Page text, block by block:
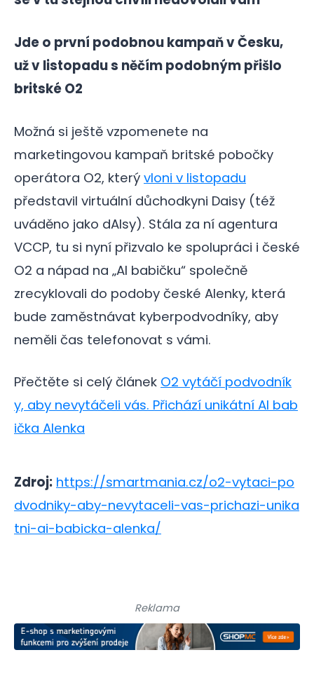
Jde o první podobnou kampaň v Česku,
už v listopadu s něčím podobným přišlo
britské O2
Možná si ještě vzpomenete na
marketingovou kampaň britské pobočky
operátora O2, který vloni v listopadu
představil virtuální důchodkyni Daisy (též
uváděno jako dAIsy). Stála za ní agentura
VCCP, tu si nyní přizvalo ke spolupráci i české
O2 a nápad na „AI babičku“ společně
zrecyklovali do podoby české Alenky, která
bude zaměstnávat kyberpodvodníky, aby
neměli čas telefonovat s vámi.
Přečtěte si celý článek O2 vytáčí podvodník
y, aby nevytáčeli vás. Přichází unikátní AI bab
ička Alenka
Zdroj: https://smartmania.cz/o2-vytaci-po
dvodniky-aby-nevytaceli-vas-prichazi-unika
tni-ai-babicka-alenka/
Reklama